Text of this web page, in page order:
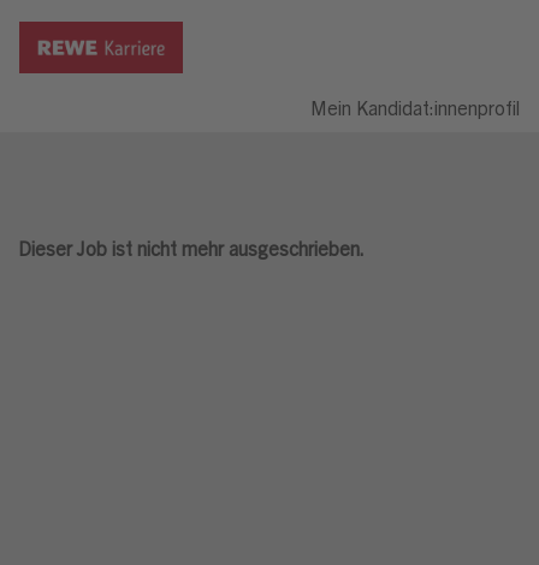
Mein Kandidat:innenprofil
Dieser Job ist nicht mehr ausgeschrieben.